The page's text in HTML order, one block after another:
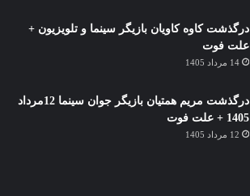
درگذشت کاوه کاویان بازیگر سینما و تلویزیون +
علت فوت
14 مرداد 1405
درگذشت مریم همتیان بازیگر جوان سینما 12مرداد
1405 + علت فوت
12 مرداد 1405